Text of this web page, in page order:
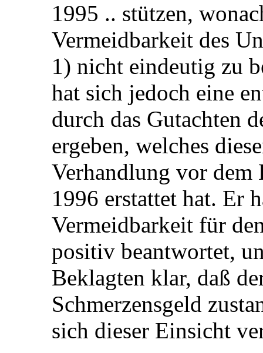
1995 .. stützen,
Vermeidbarkeit des
1) nicht eindeutig zu
hat sich jedoch eine
durch das Gutachten
ergeben, welches
Verhandlung vor dem
1996 erstattet hat. Er
Vermeidbarkeit für
positiv beantwortet,
Beklagten klar, daß
Schmerzensgeld
sich dieser Einsicht